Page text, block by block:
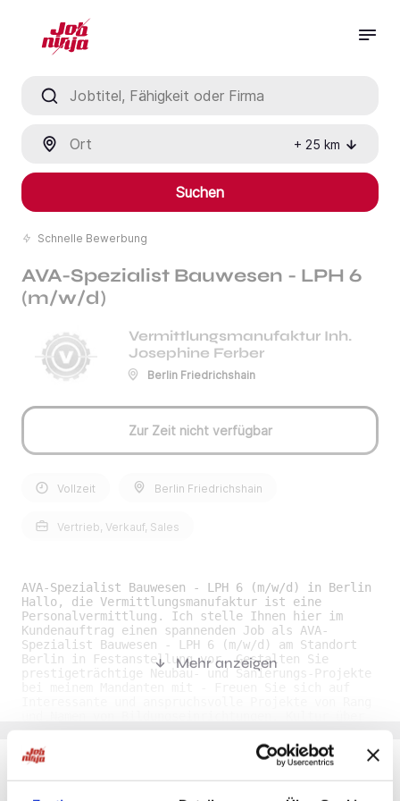
+ 25 km
Suchen
Schnelle Bewerbung
AVA-Spezialist Bauwesen - LPH 6
(m/w/d)
Vermittlungsmanufaktur Inh.
Josephine Ferber
Berlin Friedrichshain
Zur Zeit nicht verfügbar
Vollzeit Berlin Friedrichshain
Vertrieb, Verkauf, Sales
AVA-Spezialist Bauwesen - LPH 6 (m/w/d) in Berlin
Hallo, die Vermittlungsmanufaktur ist eine
Personalvermittlung. Ich stelle Ihnen hier im
Kundenauftrag einen spannenden Job als AVA-
Spezialist Bauwesen - LPH 6 (m/w/d) am Standort
Berlin in Festanstellung vor. Gestalten Sie
prestigeträchtige Neubau- und Sanierungs-Projekte
Medizin/Labore bis hin zu Industriebauten. Aber
auch Klassiker, wie Wohn- und Bürogebäude sind
dabei. Verpassen Sie nicht diese super Gelegenheit
Mehr anzeigen